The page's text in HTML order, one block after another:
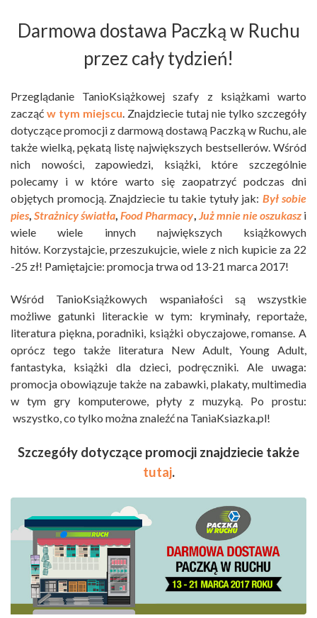
Darmowa dostawa Paczką w Ruchu
przez cały tydzień!
Przeglądanie TanioKsiążkowej szafy z książkami warto
zacząć w tym miejscu . Znajdziecie tutaj nie tylko szczegóły
dotyczące promocji z darmową dostawą Paczką w Ruchu, ale
także wielką, pękatą listę największych bestsellerów. Wśród
nich nowości, zapowiedzi, książki, które szczególnie
polecamy i w które warto się zaopatrzyć podczas dni
objętych promocją. Znajdziecie tu takie tytuły jak: Był sobie
pies ,Strażnicy światła Food Pharmacy, Już mnie nie oszukasz i
wiele wiele innych największych książkowych
hitów. Korzystajcie, przeszukujcie, wiele z nich kupicie za 22
-25 zł! Pamiętajcie: promocja trwa od 13-21 marca 2017!
Wśród TanioKsiążkowych wspaniałości są wszystkie
możliwe gatunki literackie w tym: kryminały, reportaże,
literatura piękna, poradniki, książki obyczajowe, romanse. A
oprócz tego także literatura New Adult, Young Adult,
fantastyka, książki dla dzieci, podręczniki. Ale uwaga:
promocja obowiązuje także na zabawki, plakaty, multimedia
w tym gry komputerowe, płyty z muzyką. Po prostu:
wszystko, co tylko można znaleźć na TaniaKsiazka.pl!
Szczegóły dotyczące promocji znajdziecie także
tutaj.